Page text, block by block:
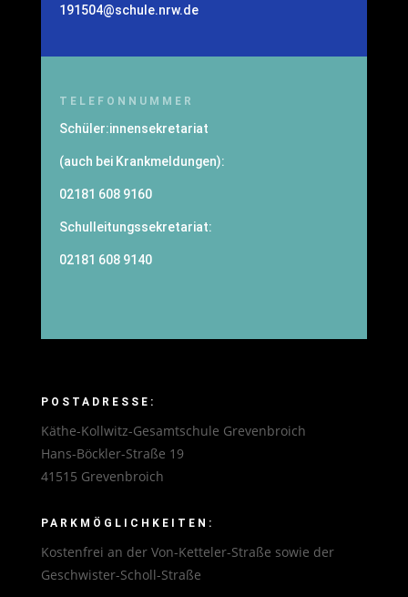
191504@schule.nrw.de
TELEFONNUMMER
Schüler:innensekretariat
(auch bei Krankmeldungen):
02181 608 9160
Schulleitungssekretariat:
02181 608 9140
POSTADRESSE:
Käthe-Kollwitz-Gesamtschule Grevenbroich
Hans-Böckler-Straße 19
41515 Grevenbroich
PARKMÖGLICHKEITEN:
Kostenfrei an der Von-Ketteler-Straße sowie der
Geschwister-Scholl-Straße